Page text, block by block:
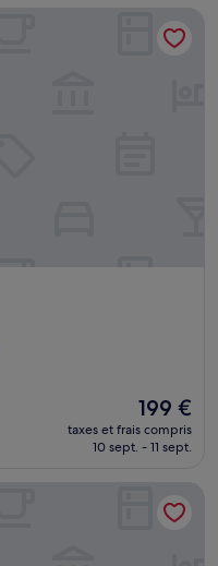
159 €
Le
nouveau
prix
de
199 €
199 €
taxes et frais compris
10 sept. - 11 sept.